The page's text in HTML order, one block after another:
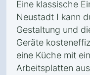
Eine klassische
Neustadt I kann
Gestaltung und
Geräte
eine Küche mit
Arbeitsplatten